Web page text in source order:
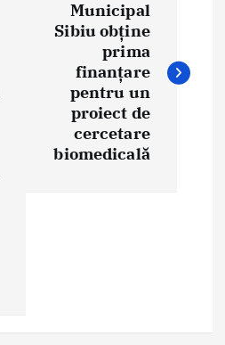
Municipal
Sibiu obține
prima
finanțare
pentru un
proiect de
cercetare
biomedicală